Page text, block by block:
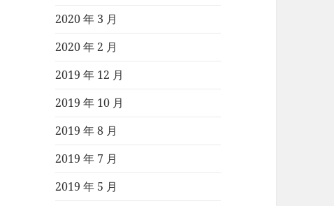
2020 年 3 月
2020 年 2 月
2019 年 12 月
2019 年 10 月
2019 年 8 月
2019 年 7 月
2019 年 5 月